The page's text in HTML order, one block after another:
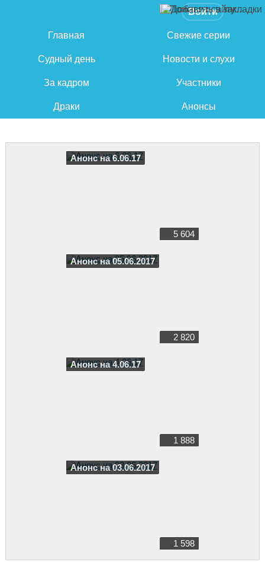
Войти
Главная Свежие серии
Судный день Новости и слухи
За кадром Участники
Драки Анонсы
Анонс на 6.06.17
5 604
Анонс на 05.06.2017
2 820
Анонс на 4.06.17
1 888
Анонс на 03.06.2017
1 598